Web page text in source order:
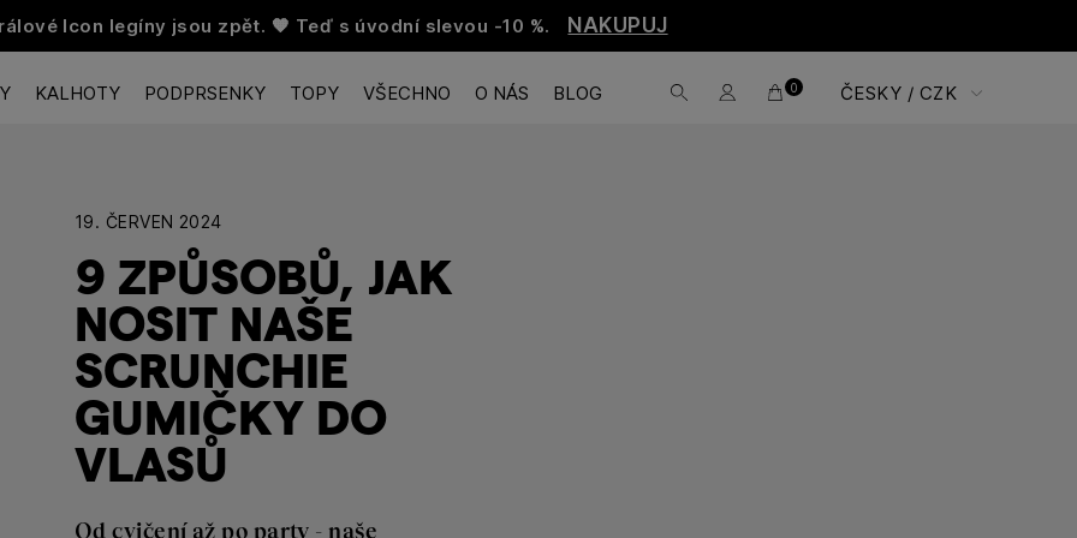
Icon legíny jsou zpět. 🧡 Teď s úvodní slevou -10 %. NAKUPUJ
KALHOTY PODPRSENKY TOPY VŠECHNO O NÁS BLOG 0 ČESKY / CZK
19. ČERVEN 2024
9 ZPŮSOBŮ, JAK
NOSIT NAŠE
SCRUNCHIE
GUMIČKY DO
VLASŮ
Od cvičení až po party - naše